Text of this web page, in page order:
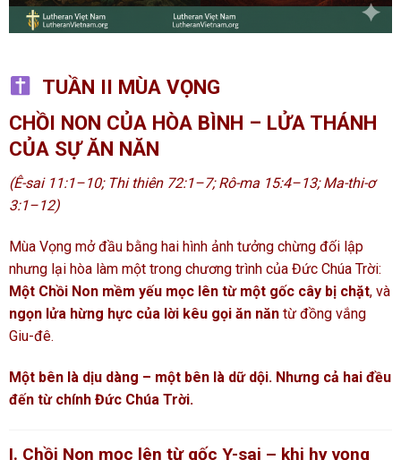
TUẦN II MÙA VỌNG
CHỒI NON CỦA HÒA BÌNH – LỬA THÁNH
CỦA SỰ ĂN NĂN
(Ê-sai 11:1–10; Thi thiên 72:1–7; Rô-ma 15:4–13; Ma-thi-ơ
3:1–12)
Mùa Vọng mở đầu bằng hai hình ảnh tưởng chừng đối lập
nhưng lại hòa làm một trong chương trình của Đức Chúa Trời:
Một Chồi Non mềm yếu mọc lên từ một gốc cây bị chặt, và
ngọn lửa hừng hực của lời kêu gọi ăn năn từ đồng vắng
Giu-đê.
Một bên là dịu dàng – một bên là dữ dội. Nhưng cả hai đều
đến từ chính Đức Chúa Trời.
I. Chồi Non mọc lên từ gốc Y-sai – khi hy vọng